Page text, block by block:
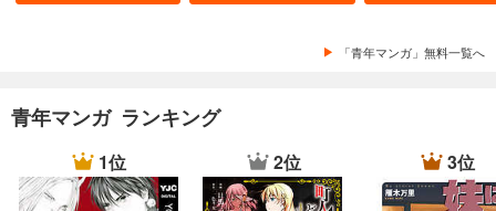
「青年マンガ」無料一覧へ
青年マンガ ランキング
1位 2位 3位